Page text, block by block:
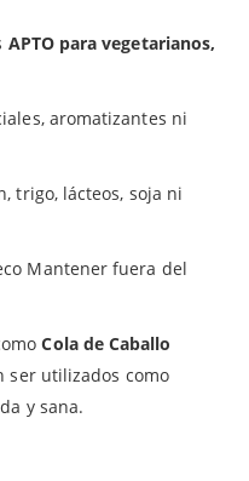
APTO para vegetarianos,
aromatizantes ni
trigo, lácteos, soja ni
Mantener fuera del
Cola de Caballo
ser utilizados como
y sana.